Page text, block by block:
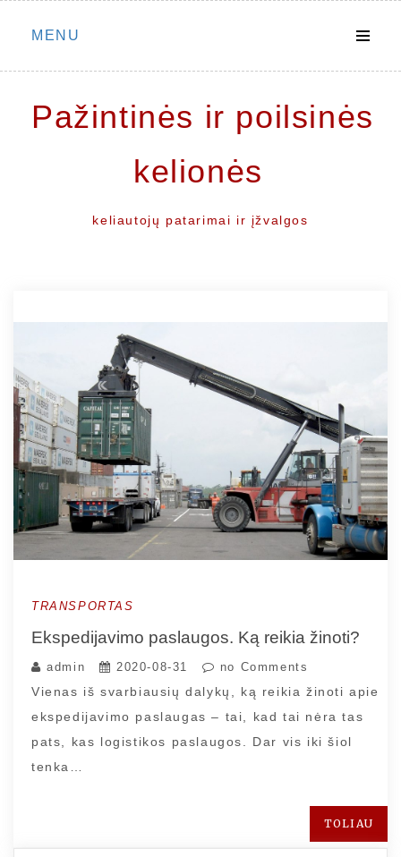
Skip
MENU
Pažintinės ir poilsinės
kelionės
keliautojų patarimai ir įžvalgos
TRANSPORTAS
Ekspedijavimo paslaugos. Ką reikia žinoti?
admin 2020-08-31 no Comments
Vienas iš svarbiausių dalykų, ką reikia žinoti apie
ekspedijavimo paslaugas – tai, kad tai nėra tas
pats, kas logistikos paslaugos. Dar vis iki šiol
tenka…
TOLIAU